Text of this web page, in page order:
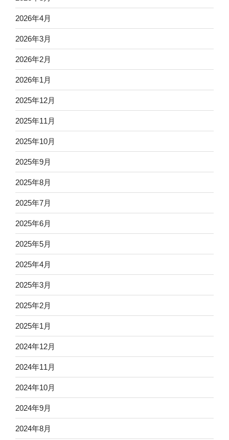
2026年4月
2026年3月
2026年2月
2026年1月
2025年12月
2025年11月
2025年10月
2025年9月
2025年8月
2025年7月
2025年6月
2025年5月
2025年4月
2025年3月
2025年2月
2025年1月
2024年12月
2024年11月
2024年10月
2024年9月
2024年8月